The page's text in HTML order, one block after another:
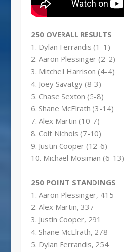
250 OVERALL RESULTS
1. Dylan Ferrandis (1-1)
2. Aaron Plessinger (2-2)
3. Mitchell Harrison (4-4)
4. Joey Savatgy (8-3)
5. Chase Sexton (5-8)
6. Shane McElrath (3-14)
7. Alex Martin (10-7)
8. Colt Nichols (7-10)
9. Justin Cooper (12-6)
10. Michael Mosiman (6-13)
250 POINT STANDINGS
1. Aaron Plessinger, 415
2. Alex Martin, 337
3. Justin Cooper, 291
4. Shane McElrath, 278
5. Dylan Ferrandis, 254